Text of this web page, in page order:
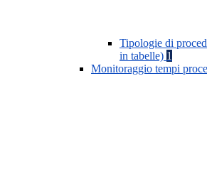
Tipologie di
in tabelle) 1
Monitoraggio tempi